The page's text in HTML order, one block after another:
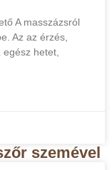
A masszázsról
Az az érzés,
hetet,
szemével